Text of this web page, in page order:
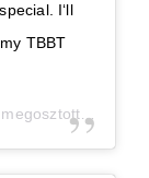
I‘ll
TBBT
bejegyzés,